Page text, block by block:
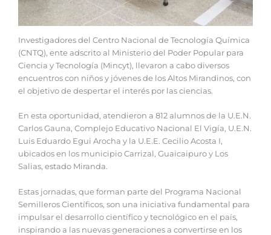
Investigadores del Centro Nacional de Tecnología Química
(CNTQ), ente adscrito al Ministerio del Poder Popular para
Ciencia y Tecnología (Mincyt), llevaron a cabo diversos
encuentros con niños y jóvenes de los Altos Mirandinos, con
el objetivo de despertar el interés por las ciencias.
En esta oportunidad, atendieron a 812 alumnos de la U.E.N.
Carlos Gauna, Complejo Educativo Nacional El Vigía, U.E.N.
Luis Eduardo Egui Arocha y la U.E.E. Cecilio Acosta I,
ubicados en los municipio Carrizal, Guaicaipuro y Los
Salias, estado Miranda.‎
Estas jornadas, que forman parte del Programa Nacional
Semilleros Científicos, son una iniciativa fundamental para
impulsar el desarrollo científico y tecnológico en el país,
inspirando a las nuevas generaciones a convertirse en los